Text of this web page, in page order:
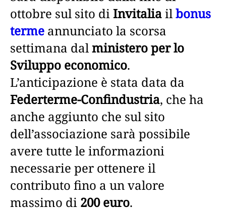
ottobre sul sito diInvitaliailbonus
terme annunciato la scorsa
settimana dalministero per lo
Sviluppo economico.
L’anticipazione è stata data da
Federterme-Confindustria, che ha
anche aggiunto che sul sito
dell’associazione sarà possibile
avere tutte le informazioni
necessarie per ottenere il
contributo fino a un valore
massimo di 200 euro.